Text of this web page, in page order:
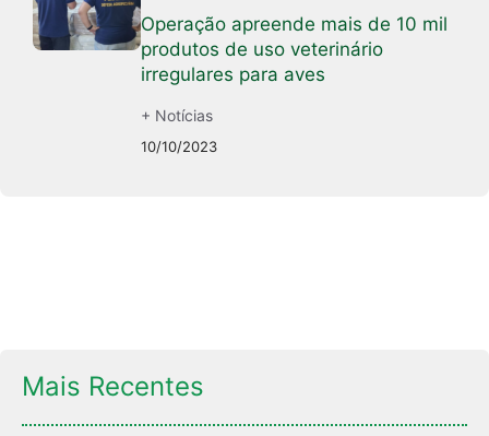
Operação apreende mais de 10 mil
produtos de uso veterinário
irregulares para aves
+ Notícias
10/10/2023
Mais Recentes